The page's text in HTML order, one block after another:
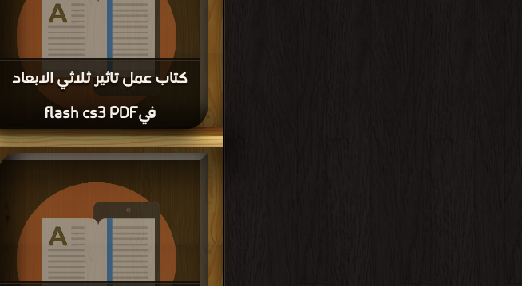
كتاب عمل تاثير ثلاثي الابعاد
فيflash cs3 PDF
قراءة و تحميل كتاب كتاب عمل تاثير ثلاثي الابعاد فيflash
cs3 PDF مجانا | مكتبة >
كتب في| التحميل : مرة/مرات